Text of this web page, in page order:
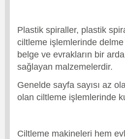
Plastik spiraller, plastik
ciltleme işlemlerinde delme
belge ve evrakların bir arda
sağlayan malzemelerdir.
Genelde sayfa sayısı az
olan ciltleme işlemlerinde
Ciltleme makineleri hem